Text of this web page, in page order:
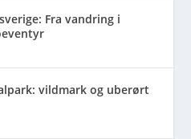
Fra vandring i
vildmark og uberørt